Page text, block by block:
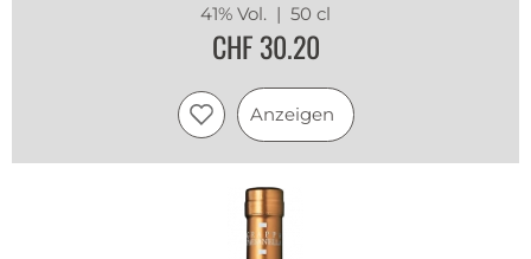
41% Vol. | 50 cl
CHF 30.20
Anzeigen